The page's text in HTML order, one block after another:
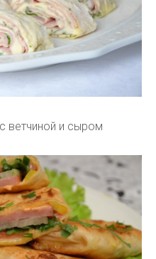
ветчиной и сыром